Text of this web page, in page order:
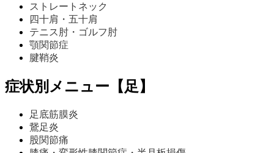
ストレートネック
四十肩・五十肩
テニス肘・ゴルフ肘
顎関節症
腱鞘炎
症状別メニュー【足】
足底筋膜炎
鵞足炎
股関節痛